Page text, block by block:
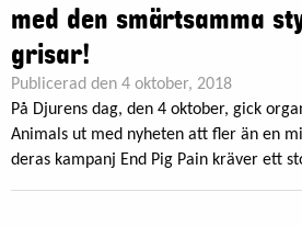
med den smärtsamma
grisar!
Publicerad den 4 oktober, 2018
På Djurens dag, den 4 oktober, gick
Animals ut med nyheten att fler än en
deras kampanj End Pig Pain kräver ett